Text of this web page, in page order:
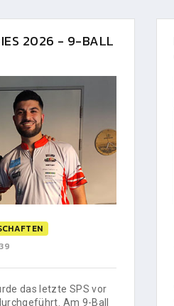
2026 - 9-BALL
das letzte SPS vor
Am 9-Ball